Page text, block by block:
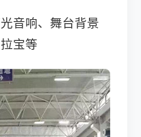
音响、舞台背景
宝等